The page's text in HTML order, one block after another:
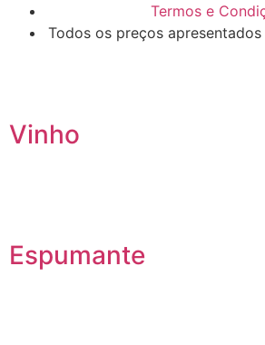
Termos e
Todos os preços
Vinho
Espumante